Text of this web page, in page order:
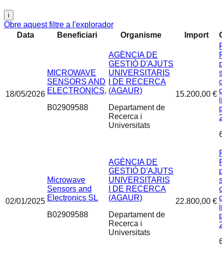
i
Obre aquest filtre a l'explorador
Data
Beneficiari Organisme Import
18/05/2026
MICROWAVE
SENSORS AND
ELECTRONICS,
B02909588
AGÈNCIA DE
GESTIÓ D'AJUTS
UNIVERSITARIS
I DE RECERCA
(AGAUR)
Departament de
Recerca i
Universitats
15.200,00 €
02/01/2025
Microwave
Sensors and
Electronics SL
B02909588
AGÈNCIA DE
GESTIÓ D'AJUTS
UNIVERSITARIS
I DE RECERCA
(AGAUR)
Departament de
Recerca i
Universitats
22.800,00 €